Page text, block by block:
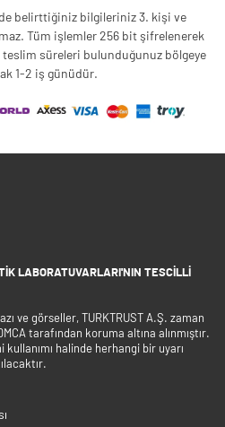
belirttiğiniz bilgileriniz 3. kişi ve
Tüm işlemler 256 bit şifrelenerek
süreleri bulunduğunuz bölgeye
1-2 iş günüdür.
LABORATUVARLARI'NIN TESCILLI
ve görseller, TURKTRUST A.Ş. zaman
tarafından koruma altına alınmıştır.
halinde herhangi bir uyarı